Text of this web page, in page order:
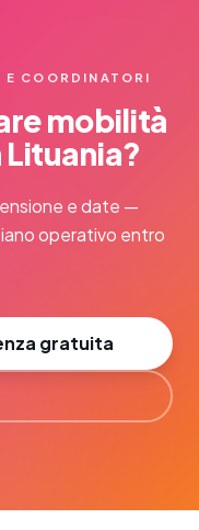
E COORDINATORI
mobilità
Lituania?
e date —
operativo entro
gratuita